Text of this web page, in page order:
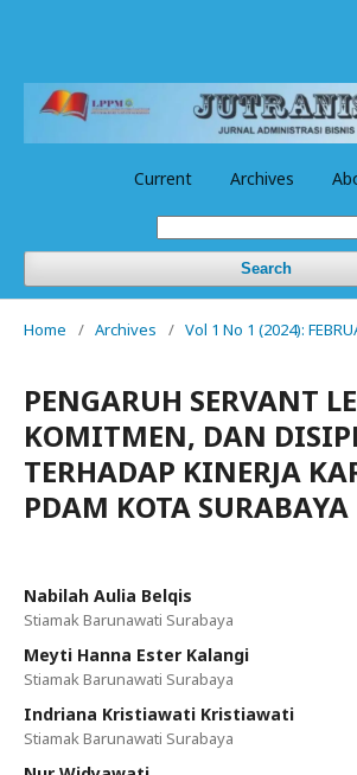
Current Archives
Search
Home / Archives / Vol 1 No 1 (2024):
PENGARUH SERVANT
KOMITMEN, DAN
TERHADAP KINERJA
PDAM KOTA SURABAYA
Nabilah Aulia Belqis
Stiamak Barunawati Surabaya
Meyti Hanna Ester Kalangi
Stiamak Barunawati Surabaya
Indriana Kristiawati Kristiawati
Stiamak Barunawati Surabaya